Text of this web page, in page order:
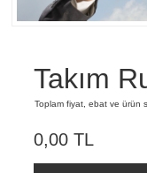
Takım
Toplam fiyat, ebat ve ürün
0,00 TL